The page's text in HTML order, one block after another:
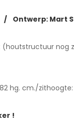
Ontwerp: Mart
(houtstructuur nog
hg. cm./
!